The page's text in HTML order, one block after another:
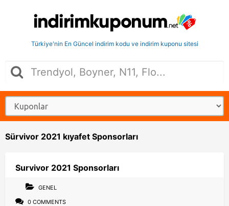
Türkiye'nin En Güncel indirim kodu ve indirim kuponu sitesi
Sürvivor 2021 kıyafet Sponsorları
Survivor 2021 Sponsorları
GENEL
0 COMMENTS